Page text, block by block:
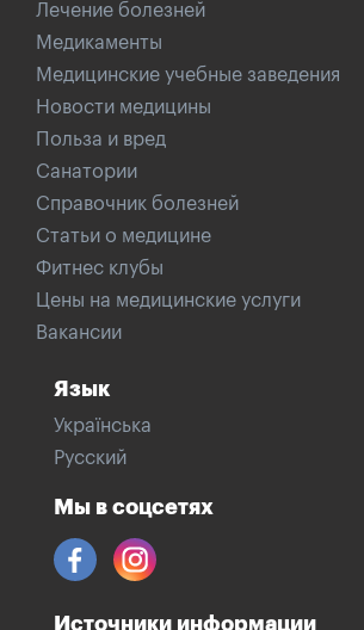
Лечение болезней
Медикаменты
Медицинские учебные заведения
Новости медицины
Польза и вред
Санатории
Справочник болезней
Статьи о медицине
Фитнес клубы
Цены на медицинские услуги
Вакансии
Язык
Українська
Русский
Мы в соцсетях
Источники информации